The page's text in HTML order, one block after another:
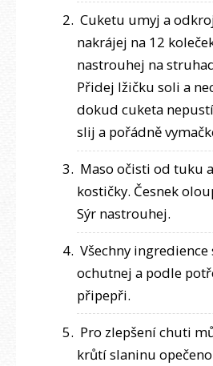
Cuketu umyj a
nakrájej na 12
nastrouhej na
Přidej lžičku soli a
dokud cuketa
slij a pořádně
Maso očisti od tuku
kostičky. Česnek
Sýr nastrouhej.
Všechny ingredience
ochutnej a podle
připepři.
Pro zlepšení chuti
krůtí slaninu